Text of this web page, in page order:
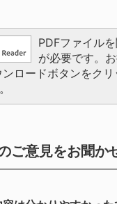
PDFファイル
が必要です。
ロードボタンをク
ご意見をお聞か